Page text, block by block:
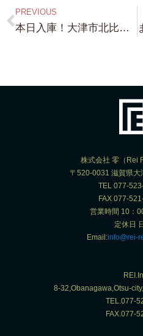
PREVIOUS
本日入庫！大津市北比良 この水の透明度！自宅から 琵琶湖に飛び込めます（笑）浜付き物件！ 4,350万円！
株式会社 零（Rei
〒520-0031 滋賀県大
TEL 077-
FAX 077-
営業時間 10：
定休日
Email:info@rei-
8-32,Obanagawa,Otsu-
TEL.077-
FAX.077-